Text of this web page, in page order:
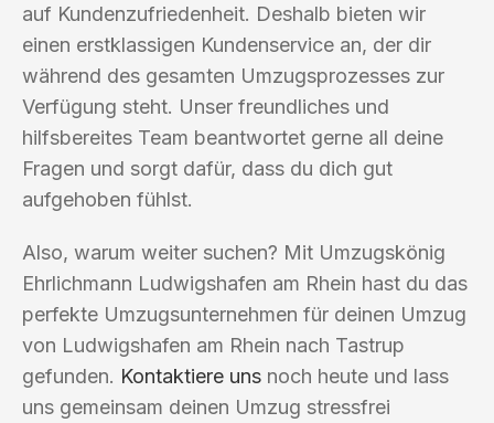
auf Kundenzufriedenheit. Deshalb bieten wir
einen erstklassigen Kundenservice an, der dir
während des gesamten Umzugsprozesses zur
Verfügung steht. Unser freundliches und
hilfsbereites Team beantwortet gerne all deine
Fragen und sorgt dafür, dass du dich gut
aufgehoben fühlst.
Also, warum weiter suchen? Mit Umzugskönig
Ehrlichmann Ludwigshafen am Rhein hast du das
perfekte Umzugsunternehmen für deinen Umzug
von Ludwigshafen am Rhein nach Tastrup
gefunden. Kontaktiere uns noch heute und lass
uns gemeinsam deinen Umzug stressfrei